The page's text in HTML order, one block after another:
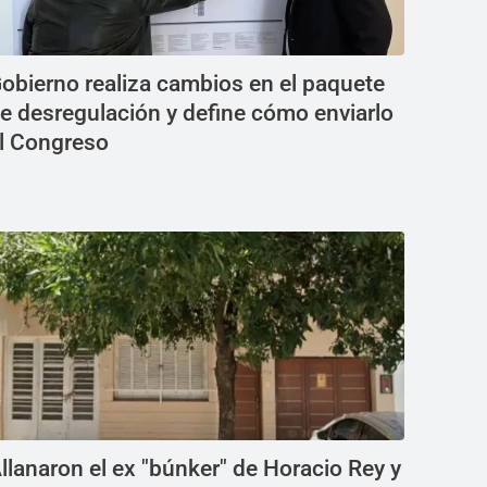
realiza cambios en el paquete
desregulación y define cómo enviarlo
Congreso
el ex "búnker" de Horacio Rey y